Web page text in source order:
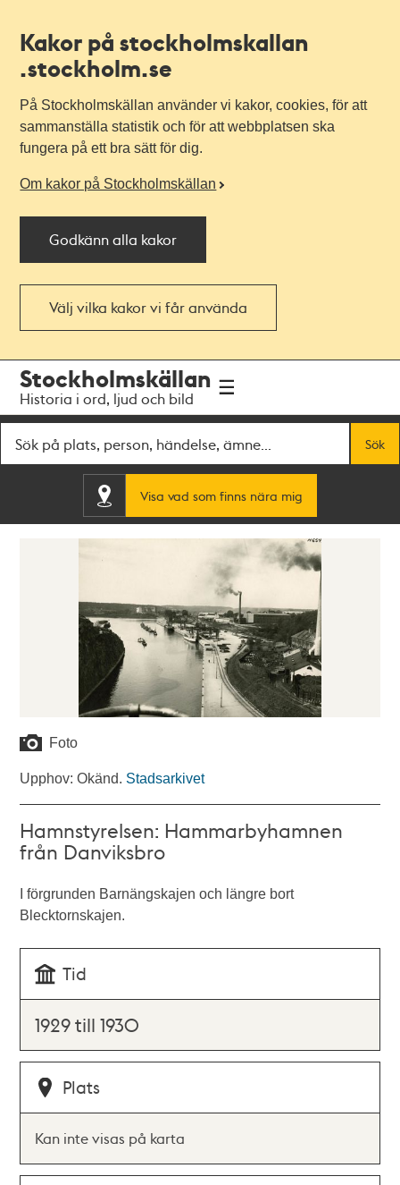
Kakor på stockholmskallan
.stockholm.se
På Stockholmskällan använder vi kakor, cookies, för att
sammanställa statistik och för att webbplatsen ska
fungera på ett bra sätt för dig.
Om kakor på Stockholmskällan
Godkänn alla kakor
Välj vilka kakor vi får använda
navigationen
huvudinnehållet
Stockholmskällan
Historia i ord, ljud och bild
Sök
Visa vad som finns nära mig
Foto
Upphov: Okänd. Stadsarkivet
Hamnstyrelsen: Hammarbyhamnen
från Danviksbro
I förgrunden Barnängskajen och längre bort
Blecktornskajen.
Tid
1929 till 1930
Plats
Kan inte visas på karta